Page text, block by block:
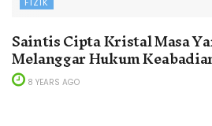
Saintis Cipta Kristal Masa
Melanggar Hukum
8 YEARS AGO